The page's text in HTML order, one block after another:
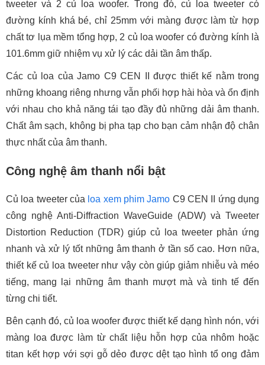
tweeter và 2 củ loa woofer. Trong đó, củ loa tweeter có
đường kính khá bé, chỉ 25mm với màng được làm từ hợp
chất tơ lụa mềm tổng hợp, 2 củ loa woofer có đường kính là
101.6mm giữ nhiệm vụ xử lý các dải tần âm thấp.
Các củ loa của Jamo C9 CEN II được thiết kế nằm trong
những khoang riêng nhưng vẫn phối hợp hài hòa và ổn định
với nhau cho khả năng tái tạo đầy đủ những dải âm thanh.
Chất âm sạch, không bị pha tạp cho bạn cảm nhận độ chân
thực nhất của âm thanh.
Công nghệ âm thanh nổi bật
Củ loa tweeter của loa xem phim Jamo C9 CEN II ứng dụng
công nghệ Anti-Diffraction WaveGuide (ADW) và Tweeter
Distortion Reduction (TDR) giúp củ loa tweeter phản ứng
nhanh và xử lý tốt những âm thanh ở tần số cao. Hơn nữa,
thiết kế củ loa tweeter như vậy còn giúp giảm nhiễu và méo
tiếng, mang lại những âm thanh mượt mà và tinh tế đến
từng chi tiết.
Bên cạnh đó, củ loa woofer được thiết kế dạng hình nón, với
màng loa được làm từ chất liệu hỗn hợp của nhôm hoặc
titan kết hợp với sợi gỗ dẻo được dệt tạo hình tổ ong đảm